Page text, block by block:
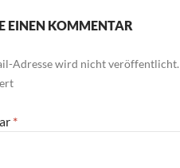
EINEN KOMMENTAR
Adresse wird nicht veröffentlicht.
*